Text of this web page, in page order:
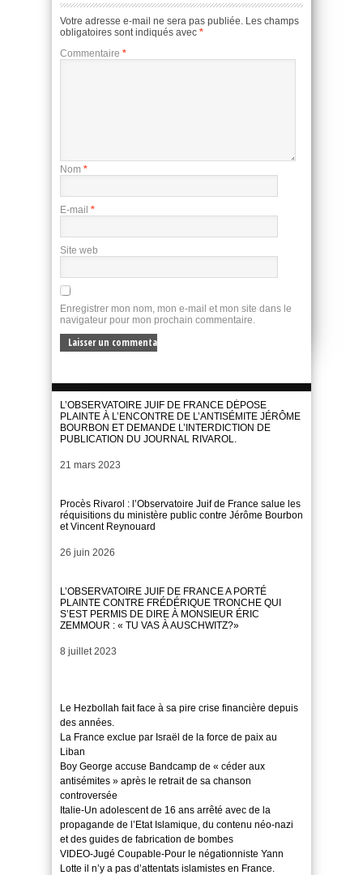
Votre adresse e-mail ne sera pas publiée. Les champs
obligatoires sont indiqués avec *
Commentaire *
Nom *
E-mail *
Site web
Enregistrer mon nom, mon e-mail et mon site dans le
navigateur pour mon prochain commentaire.
L’OBSERVATOIRE JUIF DE FRANCE DÉPOSE
PLAINTE À L’ENCONTRE DE L’ANTISÉMITE JÉRÔME
BOURBON ET DEMANDE L’INTERDICTION DE
PUBLICATION DU JOURNAL RIVAROL.
Date
21 mars 2023
Procès Rivarol : l’Observatoire Juif de France salue les
réquisitions du ministère public contre Jérôme Bourbon
et Vincent Reynouard
Date
26 juin 2026
L’OBSERVATOIRE JUIF DE FRANCE A PORTÉ
PLAINTE CONTRE FRÉDÉRIQUE TRONCHE QUI
S’EST PERMIS DE DIRE À MONSIEUR ÉRIC
ZEMMOUR : « TU VAS À AUSCHWITZ?»
Date
8 juillet 2023
Le Hezbollah fait face à sa pire crise financière depuis
des années.
La France exclue par Israël de la force de paix au
Liban
Boy George accuse Bandcamp de « céder aux
antisémites » après le retrait de sa chanson
controversée
Italie-Un adolescent de 16 ans arrêté avec de la
propagande de l’Etat Islamique, du contenu néo-nazi
et des guides de fabrication de bombes
VIDEO-Jugé Coupable-Pour le négationniste Yann
Lotte il n’y a pas d’attentats islamistes en France.